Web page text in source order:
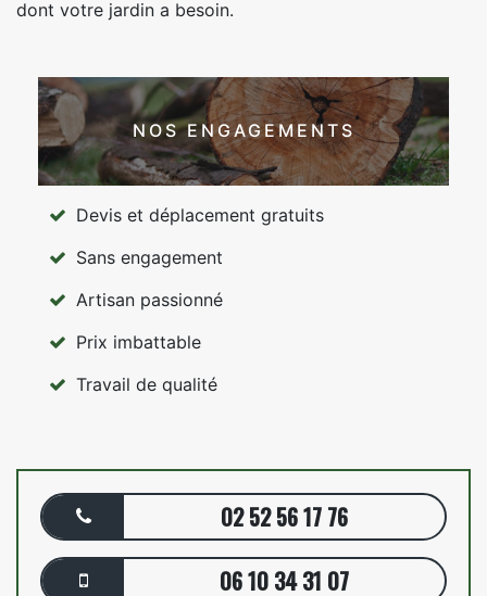
dont votre jardin a besoin.
NOS ENGAGEMENTS
Devis et déplacement gratuits
Sans engagement
Artisan passionné
Prix imbattable
Travail de qualité
02 52 56 17 76
06 10 34 31 07